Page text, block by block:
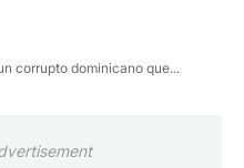
corrupto dominicano que...